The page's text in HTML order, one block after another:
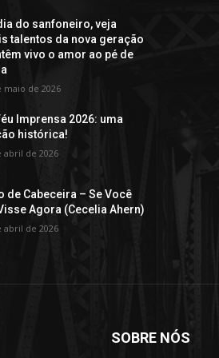
do sanfoneiro, veja
talentos da nova geração
vivo o amor ao pé de
maio de 2026
Imprensa 2026: uma
histórica!
abril de 2026
de Cabeceira – Se Você
Agora (Cecelia Ahern)
abril de 2026
SOBRE NÓS